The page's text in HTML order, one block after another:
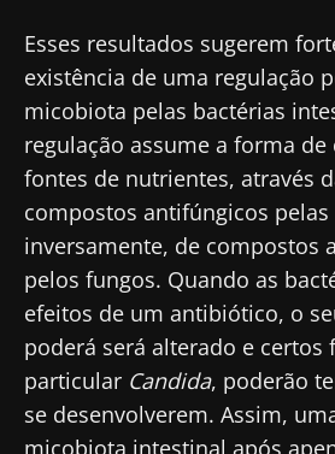
Esses resultados sugerem
existência de uma regulação
micobiota pelas bactérias
regulação assume a forma
fontes de nutrientes, através
compostos antifúngicos pelas
inversamente, de compostos
pelos fungos. Quando as
efeitos de um antibiótico, o
poderá será alterado e certos
particular Candida, poderão
se desenvolverem. Assim,
micobiota intestinal após
BMI 20-35
23/07/2026
O impacto
das
microbiotas
na saúde
reprodutiva
Ler o artigo
16/07/
do cancro
indicador
Ler o